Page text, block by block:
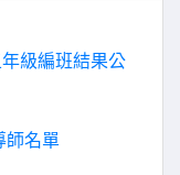
級編班結果公
師名單